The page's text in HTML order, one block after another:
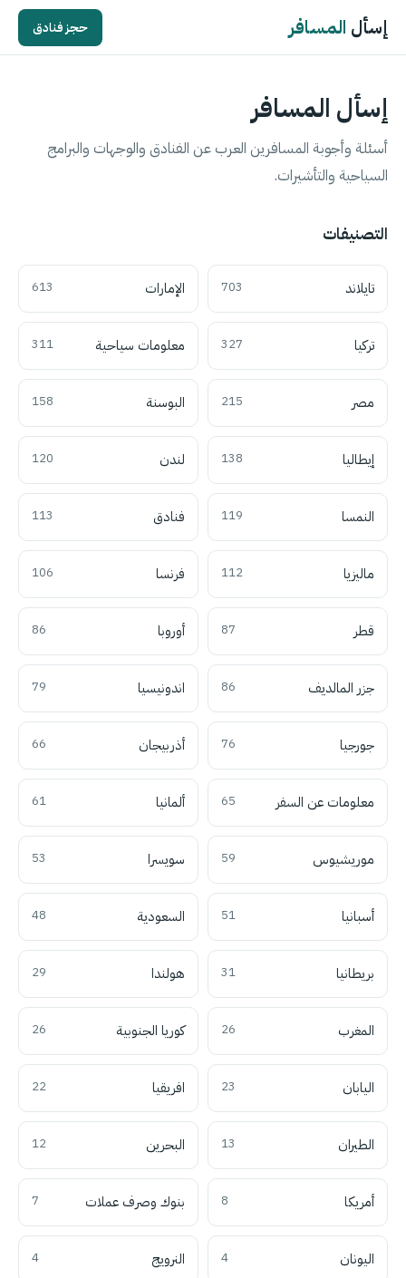
إسأل المسافر حجز فنادق
إسأل المسافر
أسئلة وأجوبة المسافرين العرب عن الفنادق والوجهات والبرامج
السياحية والتأشيرات.
التصنيفات
تايلاند 703 الإمارات 613
تركيا 327 معلومات سياحية 311
مصر 215 البوسنة 158
إيطاليا 138 لندن 120
النمسا 119 فنادق 113
ماليزيا 112 فرنسا 106
قطر 87 أوروبا 86
جزر المالديف 86 اندونيسيا 79
جورجيا 76 أذربيجان 66
معلومات عن السفر 65 ألمانيا 61
موريشيوس 59 سويسرا 53
أسبانيا 51 السعودية 48
بريطانيا 31 هولندا 29
المغرب 26 كوريا الجنوبية 26
اليابان 23 افريقيا 22
الطيران 13 البحرين 12
أمريكا 8 بنوك وصرف عملات 7
اليونان 4 النرويج 4